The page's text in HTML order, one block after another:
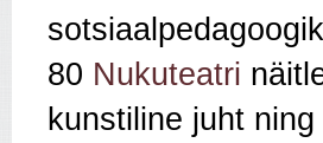
80 Nukuteatri
kunstiline juht